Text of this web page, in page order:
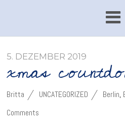
5. DEZEMBER 2019
xmas
Britta UNCATEGORIZED Berlin,
Comments